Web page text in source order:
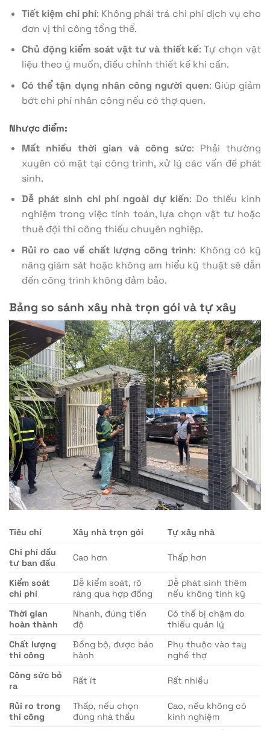
Tiết kiệm chi phí: Không phải trả chi phí dịch vụ cho
đơn vị thi công tổng thể.
Chủ động kiểm soát vật tư và thiết kế: Tự chọn vật
liệu theo ý muốn, điều chỉnh thiết kế khi cần.
Có thể tận dụng nhân công người quen: Giúp giảm
bớt chi phí nhân công nếu có thợ quen.
Nhược điểm:
Mất nhiều thời gian và công sức: Phải thường
xuyên có mặt tại công trình, xử lý các vấn đề phát
sinh.
Dễ phát sinh chi phí ngoài dự kiến: Do thiếu kinh
nghiệm trong việc tính toán, lựa chọn vật tư hoặc
thuê đội thi công thiếu chuyên nghiệp.
Rủi ro cao về chất lượng công trình: Không có kỹ
năng giám sát hoặc không am hiểu kỹ thuật sẽ dẫn
đến công trình không đảm bảo.
Bảng so sánh xây nhà trọn gói và tự xây
Tiêu chí Xây nhà trọn gói
Tự xây nhà
Chi phí đầu
tư ban đầu
Cao hơn Thấp hơn
Kiểm soát
chi phí
Dễ kiểm soát, rõ
ràng qua hợp đồng
Dễ phát sinh thêm
nếu không tính kỹ
Thời gian
hoàn thành
Nhanh, đúng tiến
độ
Có thể bị chậm do
thiếu quản lý
Chất lượng
thi công
Đồng bộ, được bảo
hành
Phụ thuộc vào tay
nghề thợ
Công sức bỏ
ra
Rất ít Rất nhiều
Rủi ro trong
thi công
Thấp, nếu chọn
đúng nhà thầu
Cao, nếu không có
kinh nghiệm